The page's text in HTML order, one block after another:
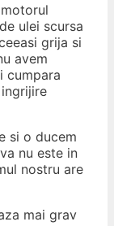
ulei scursa
grija si
avem
cumpara
si o ducem
nu este in
nostru are
mai grav